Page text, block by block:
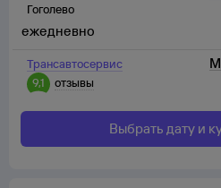
Гоголево
Трансавтосервис
9,1
отзывы
ежедневно
Выбрать дату и